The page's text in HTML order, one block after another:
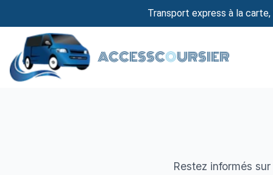
Transport express à la
ACCESSCOURSIER
Restez informés